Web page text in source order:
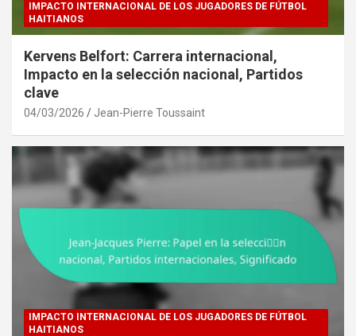
IMPACTO INTERNACIONAL DE LOS JUGADORES DE FÚTBOL
HAITIANOS
Kervens Belfort: Carrera internacional,
Impacto en la selección nacional, Partidos
clave
04/03/2026 Jean-Pierre Toussaint
IMPACTO INTERNACIONAL DE LOS JUGADORES DE FÚTBOL
HAITIANOS